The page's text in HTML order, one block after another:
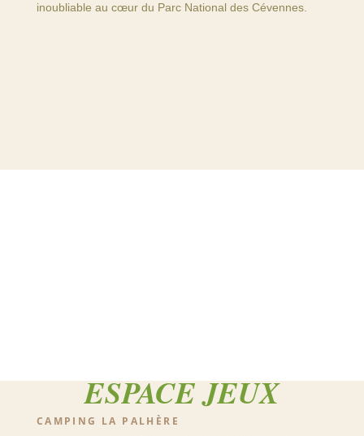
inoubliable au cœur du Parc National des Cévennes.
ESPACE JEUX
CAMPING LA PALHÈRE